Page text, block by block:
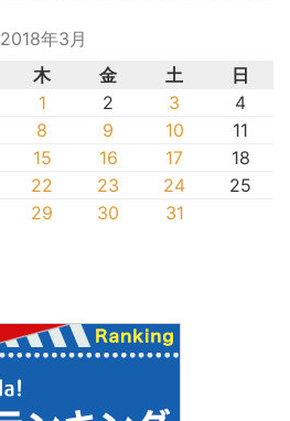
2018年3月
木 金 土
日
1
2 3
4
8 9 10
11
15 16 17
18
22 23 24
25
29 30
31